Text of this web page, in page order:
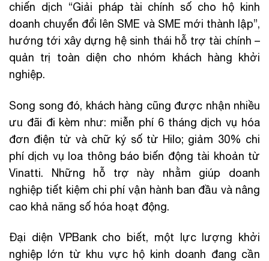
chiến dịch “Giải pháp tài chính số cho hộ kinh
doanh chuyển đổi lên SME và SME mới thành lập”,
hướng tới xây dựng hệ sinh thái hỗ trợ tài chính –
quản trị toàn diện cho nhóm khách hàng khởi
nghiệp.
Song song đó, khách hàng cũng được nhận nhiều
ưu đãi đi kèm như: miễn phí 6 tháng dịch vụ hóa
đơn điện tử và chữ ký số từ Hilo; giảm 30% chi
phí dịch vụ loa thông báo biến động tài khoản từ
Vinatti. Những hỗ trợ này nhằm giúp doanh
nghiệp tiết kiệm chi phí vận hành ban đầu và nâng
cao khả năng số hóa hoạt động.
Đại diện VPBank cho biết, một lực lượng khởi
nghiệp lớn từ khu vực hộ kinh doanh đang cần